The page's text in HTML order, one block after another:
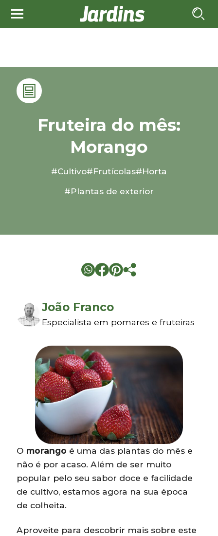
Fruteira do mês:
Morango
#Cultivo#Frutícolas#Horta
#Plantas de exterior
João Franco
Especialista em pomares e fruteiras
O morango é uma das plantas do mês e
não é por acaso. Além de ser muito
popular pelo seu sabor doce e facilidade
de cultivo, estamos agora na sua época
de colheita.
Aproveite para descobrir mais sobre este